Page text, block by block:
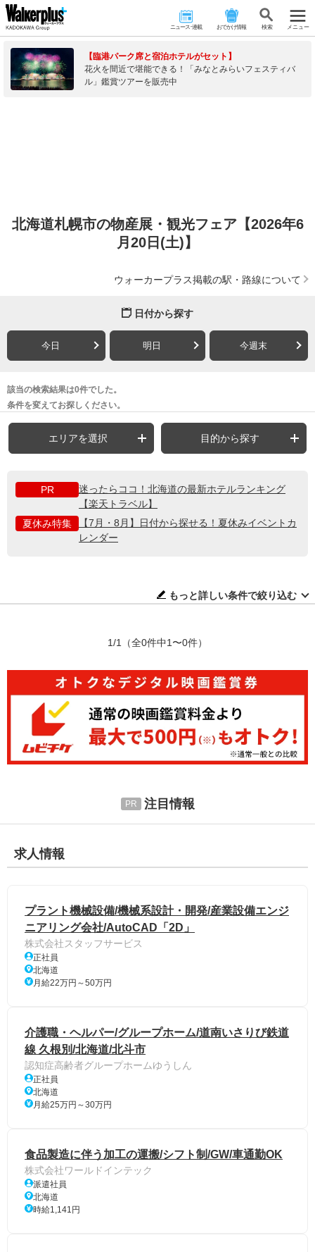
ニュース･連載 おでかけ情報 検 索 メニュー
【臨港パーク席と宿泊ホテルがセット】
花火を間近で堪能できる！「みなとみらいフェスティバ
ル」鑑賞ツアーを販売中
北海道札幌市の物産展・観光フェア【2026年6
月20日(土)】
ウォーカープラス掲載の駅・路線について
日付から探す
今日 明日 今週末
該当の検索結果は0件でした。
条件を変えてお探しください。
エリアを選択 目的から探す
PR
迷ったらココ！北海道の最新ホテルランキング
【楽天トラベル】
夏休み特集
【7月・8月】日付から探せる！夏休みイベントカ
レンダー
もっと詳しい条件で絞り込む
1/1 （全0件中1〜0件）
注目情報
求人情報
プラント機械設備/機械系設計・開発/産業設備エンジ
ニアリング会社/AutoCAD「2D」
株式会社スタッフサービス
正社員
北海道
月給22万円～50万円
介護職・ヘルパー/グループホーム/道南いさりび鉄道
線 久根別/北海道/北斗市
認知症高齢者グループホームゆうしん
正社員
北海道
月給25万円～30万円
食品製造に伴う加工の運搬/シフト制/GW/車通勤OK
株式会社ワールドインテック
派遣社員
北海道
時給1,141円